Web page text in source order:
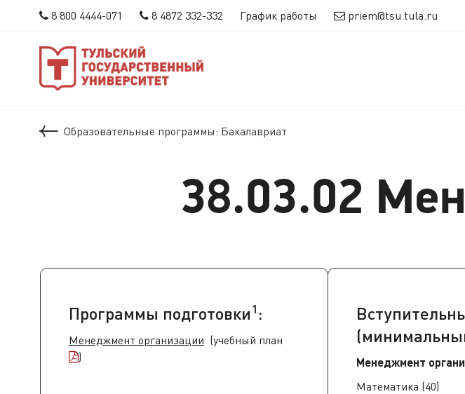
8 800 4444-071 8 4872 332-332 График работы priem@tsu.tula.ru
Образовательные программы: Бакалавриат
38.03.02
Программы подготовки1 :
Менеджмент организации (учебный план
)
Менеджмент
Математика (40)